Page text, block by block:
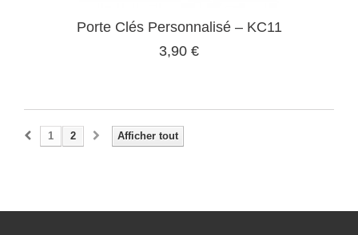
Porte Clés Personnalisé – KC11
3,90 €
Afficher tout
1 2